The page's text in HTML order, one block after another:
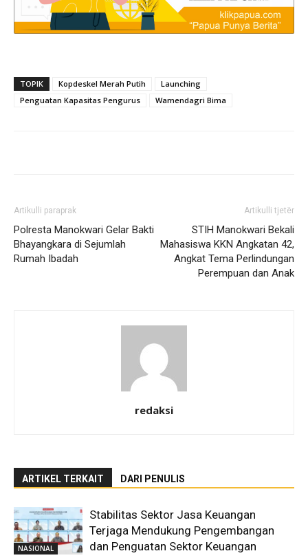
TOPIK Kopdeskel Merah Putih
Launching
Penguatan Kapasitas Pengurus
Wamendagri Bima
Artikulli paraprak
Polresta Manokwari Gelar Bakti
Bhayangkara di Sejumlah
Rumah Ibadah
Artikulli tjetër
STIH Manokwari Bekali
Mahasiswa KKN Angkatan 42,
Angkat Tema Perlindungan
Perempuan dan Anak
redaksi
ARTIKEL TERKAIT DARI PENULIS
NASIONAL
Stabilitas Sektor Jasa Keuangan
Terjaga Mendukung Pengembangan
dan Penguatan Sektor Keuangan